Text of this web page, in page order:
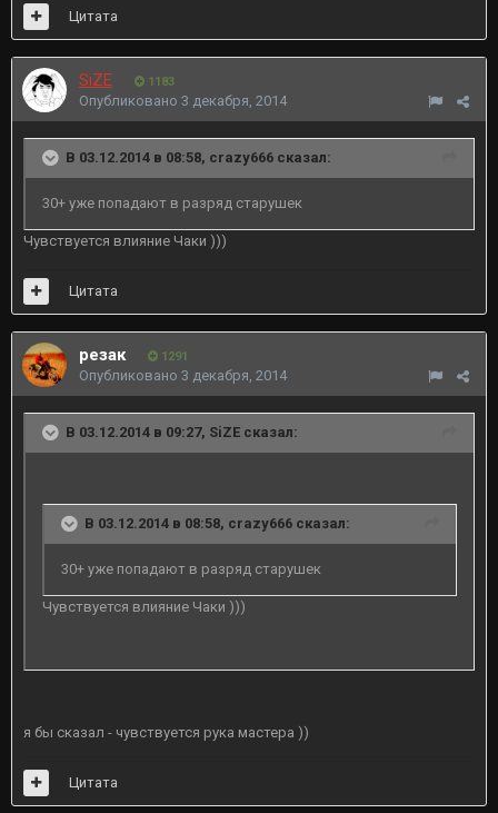
Цитата
SiZE 1183
Опубликовано 3 декабря, 2014
В 03.12.2014 в 08:58, crazy666 сказал:
30+ уже попадают в разряд старушек
Чувствуется влияние Чаки )))
Цитата
резак 1291
Опубликовано 3 декабря, 2014
В 03.12.2014 в 09:27, SiZE сказал:
В 03.12.2014 в 08:58, crazy666 сказал:
30+ уже попадают в разряд старушек
Чувствуется влияние Чаки )))
я бы сказал - чувствуется рука мастера ))
Цитата